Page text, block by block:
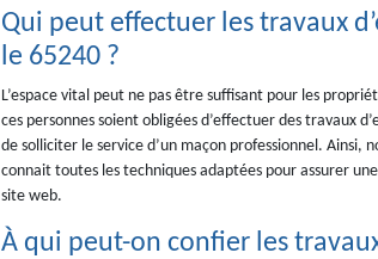
Qui peut effectuer les travaux
le 65240 ?
L’espace vital peut ne pas être suffisant pour les
ces personnes soient obligées d’effectuer des travaux
de solliciter le service d’un maçon professionnel. Ainsi,
connait toutes les techniques adaptées pour assurer
site web.
À qui peut-on confier les